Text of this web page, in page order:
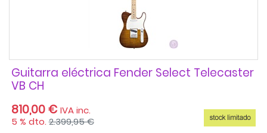
Guitarra eléctrica Fender Select Telecaster
VB CH
810,00 € IVA inc.
5 % dto. 2.399,95 €